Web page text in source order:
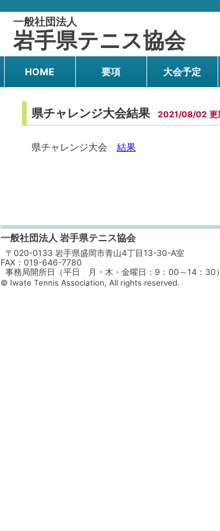
一般社団法人
岩手県テニス協会
HOME 要項 大会予定
県チャレンジ大会結果 2021/08/02
県チャレンジ大会 結果
一般社団法人 岩手県テニス協会
〒020-0133 岩手県盛岡市青山4丁目13-30-A室
FAX：019-646-7780
事務局開所日（平日 月・木・金曜日：9：00～14：30）
© Iwate Tennis Association, All rights reserved.